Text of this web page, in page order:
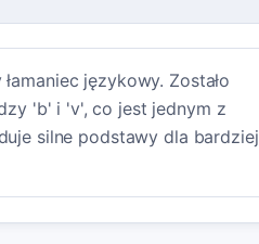
językowy. Zostało
'b' i 'v', co jest jednym z
silne podstawy dla bardziej